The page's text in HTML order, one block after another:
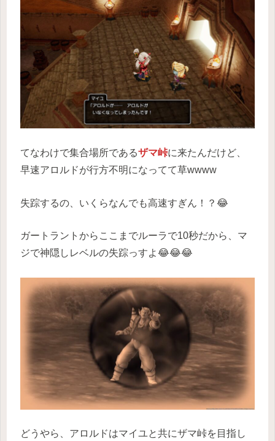
てなわけで集合場所であるザマ峠に来たんだけど、
早速アロルドが行方不明になってて草wwww
失踪するの、いくらなんでも高速すぎん！？😂
ガートラントからここまでルーラで10秒だから、マ
ジで神隠しレベルの失踪っすよ😂😂😂
どうやら、アロルドはマイユと共にザマ峠を目指し